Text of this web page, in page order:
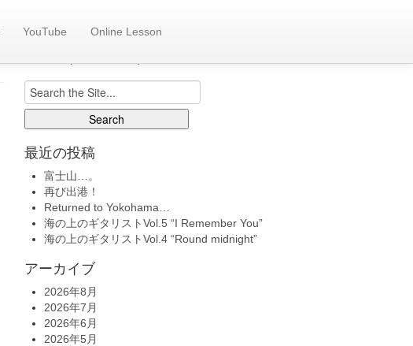
YouTube Online Lesson
旧いも日記へ
Search
for:
最近の投稿
富士山…。
再び出港！
Returned to Yokohama…
海の上のギタリストVol.5 “I Remember You”
海の上のギタリストVol.4 “Round midnight”
アーカイブ
2026年8月
2026年7月
2026年6月
2026年5月